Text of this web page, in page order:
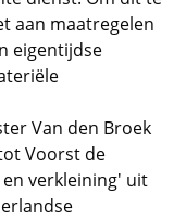
aan maatregelen
eigentijdse
Van den Broek
Voorst de
verkleining' uit